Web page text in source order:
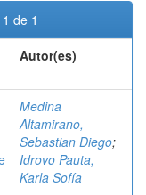
de 1
Autor(es)
Medina
Altamirano,
Sebastian Diego;
Idrovo Pauta,
Karla Sofía